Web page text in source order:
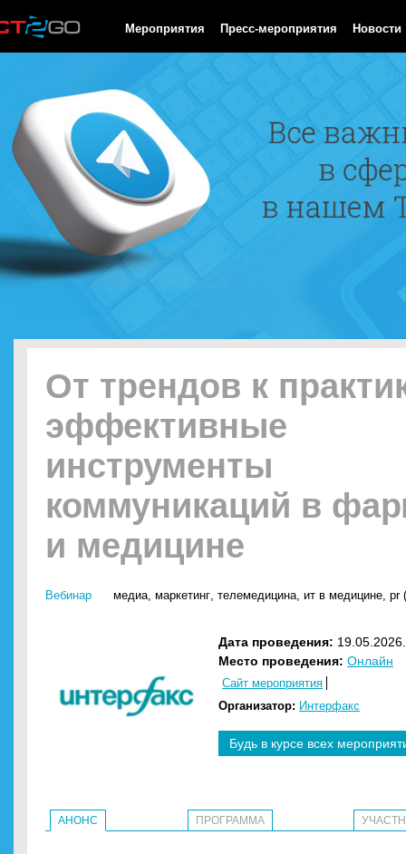
Мероприятия Пресс-мероприятия Новости
От трендов к
эффективные
инструменты
коммуникаций в
и медицине
Вебинар медиа, маркетинг, телемедицина, ит в медицине, pr
Дата проведения:
Место проведения: Онлайн
Сайт мероприятия
Организатор: Интерфакс
Будь в курсе всех
АНОНС ПРОГРАММА